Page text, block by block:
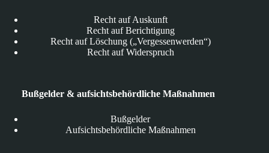
Recht auf Auskunft
Recht auf Berichtigung
Recht auf Löschung („Vergessenwerden“)
Recht auf Widerspruch
Bußgelder & aufsichtsbehördliche Maßnahmen
Bußgelder
Aufsichtsbehördliche Maßnahmen